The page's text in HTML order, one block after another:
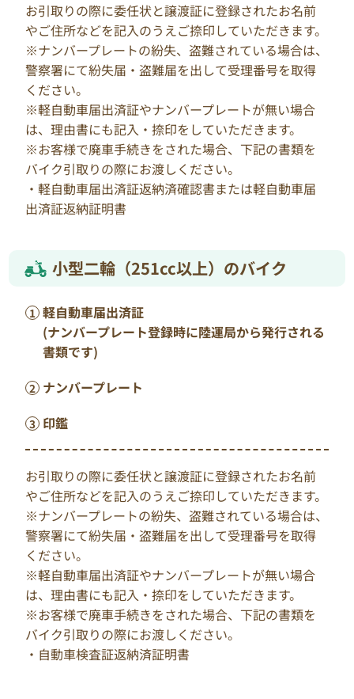
お引取りの際に委任状と譲渡証に登録されたお名前
やご住所などを記入のうえご捺印していただきます。
※ナンバープレートの紛失、盗難されている場合は、
警察署にて紛失届・盗難届を出して受理番号を取得
ください。
※軽自動車届出済証やナンバープレートが無い場合
は、理由書にも記入・捺印をしていただきます。
※お客様で廃車手続きをされた場合、下記の書類を
バイク引取りの際にお渡しください。
・軽自動車届出済証返納済確認書または軽自動車届
出済証返納証明書
小型二輪（251cc以上）のバイク
軽自動車届出済証
(ナンバープレート登録時に陸運局から発行される
書類です)
ナンバープレート
印鑑
お引取りの際に委任状と譲渡証に登録されたお名前
やご住所などを記入のうえご捺印していただきます。
※ナンバープレートの紛失、盗難されている場合は、
警察署にて紛失届・盗難届を出して受理番号を取得
ください。
※軽自動車届出済証やナンバープレートが無い場合
は、理由書にも記入・捺印をしていただきます。
※お客様で廃車手続きをされた場合、下記の書類を
バイク引取りの際にお渡しください。
・自動車検査証返納済証明書